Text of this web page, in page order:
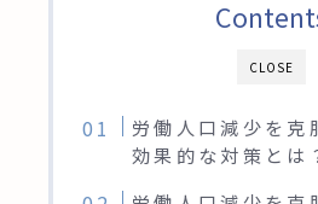
CLOSE
労働人口減少を克
効果的な対策とは